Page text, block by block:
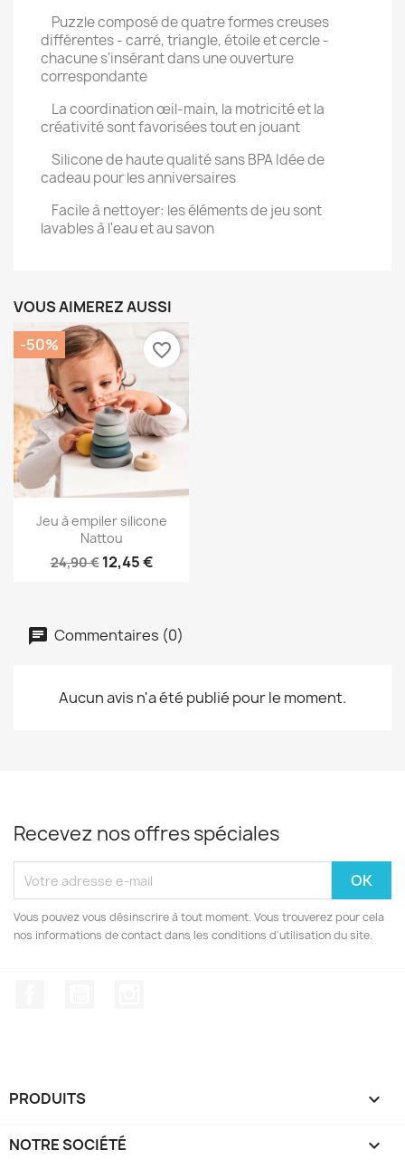
Puzzle composé de quatre formes creuses
différentes - carré, triangle, étoile et cercle -
chacune s'insérant dans une ouverture
correspondante
La coordination œil-main, la motricité et la
créativité sont favorisées tout en jouant
Silicone de haute qualité sans BPA Idée de
cadeau pour les anniversaires
Facile à nettoyer: les éléments de jeu sont
lavables à l'eau et au savon
VOUS AIMEREZ AUSSI
 Aperçu rapide
Jeu à empiler silicone
Nattou
24,90 € 12,45 €
-50% favorite_border
Commentaires (0)
Aucun avis n'a été publié pour le moment.
Recevez nos offres spéciales
Vous pouvez vous désinscrire à tout moment. Vous trouverez pour cela
nos informations de contact dans les conditions d'utilisation du site.
PRODUITS 
NOTRE SOCIÉTÉ 